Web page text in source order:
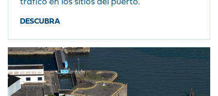
tráfico en los sitios del puerto.
DESCUBRA